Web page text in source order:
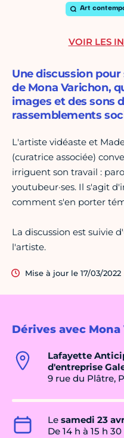
Art
Dérives avec
Lafayette
d'entreprise
9 rue du Plâtre,
Le samedi 23
De 14 h à 15 h 30
Une discussion
de Mona Varichon,
images et des sons
rassemblements
L'artiste vidéaste et
(curatrice associée)
irriguent son travail :
youtubeur·ses. Il s'agit
comment s'en porter
La discussion est suivie
l'artiste.
Mise à jour le 17/03/2022
VOIR LES